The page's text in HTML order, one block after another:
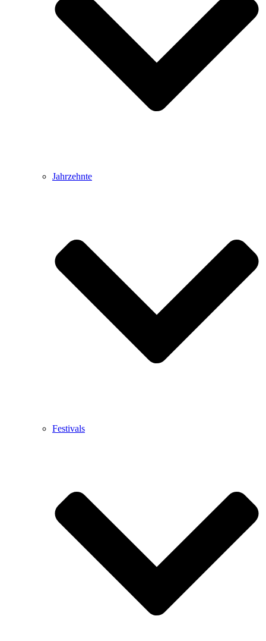
Jahrzehnte
Festivals